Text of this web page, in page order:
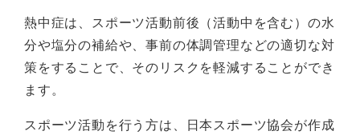
熱中症は、スポーツ活動前後（活動中を含む）の水
分や塩分の補給や、事前の体調管理などの適切な対
策をすることで、そのリスクを軽減することができ
ます。
スポーツ活動を行う方は、日本スポーツ協会が作成